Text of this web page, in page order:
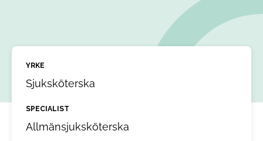
YRKE
Sjuksköterska
SPECIALIST
Allmänsjuksköterska